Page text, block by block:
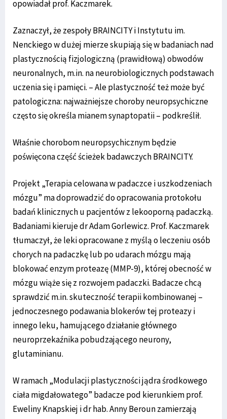
opowiadał prof. Kaczmarek.
Zaznaczył, że zespoły BRAINCITY i Instytutu im.
Nenckiego w dużej mierze skupiają się w badaniach nad
plastycznością fizjologiczną (prawidłową) obwodów
neuronalnych, m.in. na neurobiologicznych podstawach
uczenia się i pamięci. – Ale plastyczność też może być
patologiczna: najważniejsze choroby neuropsychiczne
często się określa mianem synaptopatii – podkreślił.
Właśnie chorobom neuropsychicznym będzie
poświęcona część ścieżek badawczych BRAINCITY.
Projekt „Terapia celowana w padaczce i uszkodzeniach
mózgu” ma doprowadzić do opracowania protokołu
badań klinicznych u pacjentów z lekooporną padaczką.
Badaniami kieruje dr Adam Gorlewicz. Prof. Kaczmarek
tłumaczył, że leki opracowane z myślą o leczeniu osób
chorych na padaczkę lub po udarach mózgu mają
blokować enzym proteazę (MMP-9), której obecność w
mózgu wiąże się z rozwojem padaczki. Badacze chcą
sprawdzić m.in. skuteczność terapii kombinowanej –
jednoczesnego podawania blokerów tej proteazy i
innego leku, hamującego działanie głównego
neuroprzekaźnika pobudzającego neurony,
glutaminianu.
W ramach „Modulacji plastyczności jądra środkowego
ciała migdałowatego” badacze pod kierunkiem prof.
Eweliny Knapskiej i dr hab. Anny Beroun zamierzają